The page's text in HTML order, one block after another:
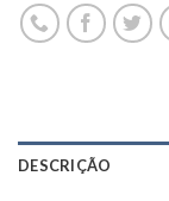
DESCRIÇÃO